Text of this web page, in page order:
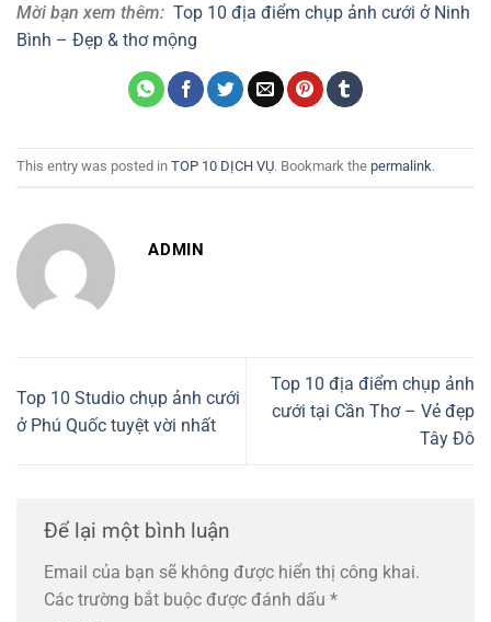
Mời bạn xem thêm: Top 10 địa điểm chụp ảnh cưới ở Ninh
Bình – Đẹp & thơ mộng
This entry was posted in TOP 10 DỊCH VỤ. Bookmark the permalink.
ADMIN
Top 10 Studio chụp ảnh cưới
ở Phú Quốc tuyệt vời nhất
Top 10 địa điểm chụp ảnh
cưới tại Cần Thơ – Vẻ đẹp
Tây Đô
Để lại một bình luận
Email của bạn sẽ không được hiển thị công khai.
Các trường bắt buộc được đánh dấu *